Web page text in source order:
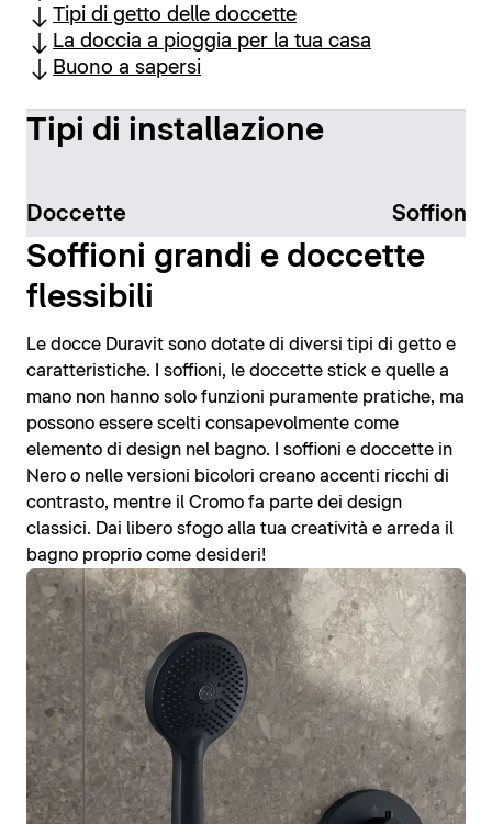
Tipi di getto delle doccette
La doccia a pioggia per la tua casa
Buono a sapersi
Tipi di installazione
Doccette Soffioni
Soffioni grandi e doccette
flessibili
Le docce Duravit sono dotate di diversi tipi di getto e
caratteristiche. I soffioni, le doccette stick e quelle a
mano non hanno solo funzioni puramente pratiche, ma
possono essere scelti consapevolmente come
elemento di design nel bagno. I soffioni e doccette in
Nero o nelle versioni bicolori creano accenti ricchi di
contrasto, mentre il Cromo fa parte dei design
classici. Dai libero sfogo alla tua creatività e arreda il
bagno proprio come desideri!